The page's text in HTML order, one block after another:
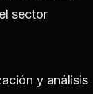
sector
y análisis